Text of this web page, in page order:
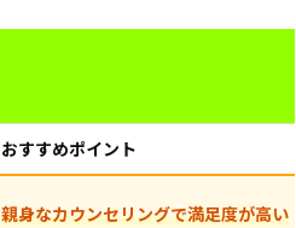
おすすめポイント
親身なカウンセリングで満足度が高い